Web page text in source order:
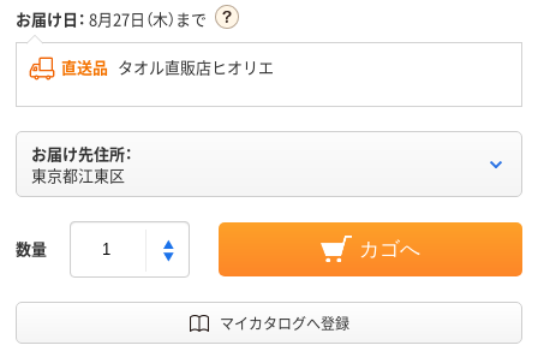
お届け日： 8月27日（木）まで
直送品 タオル直販店ヒオリエ
お届け先住所：
東京都江東区
数量 カゴへ
マイカタログへ登録